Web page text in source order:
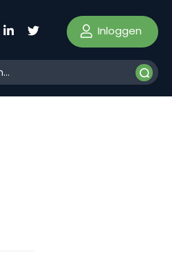
Inloggen